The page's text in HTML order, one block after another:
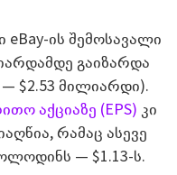
ის შემოსავალი
გაიზარდა
$2.53 მილიარდი).
აქციაზე (EPS) კი
რამაც ასევე
— $1.13-ს.